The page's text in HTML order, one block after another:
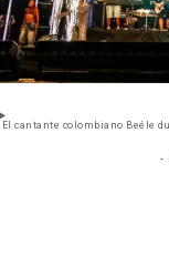
El cantante colombiano Beéle
-